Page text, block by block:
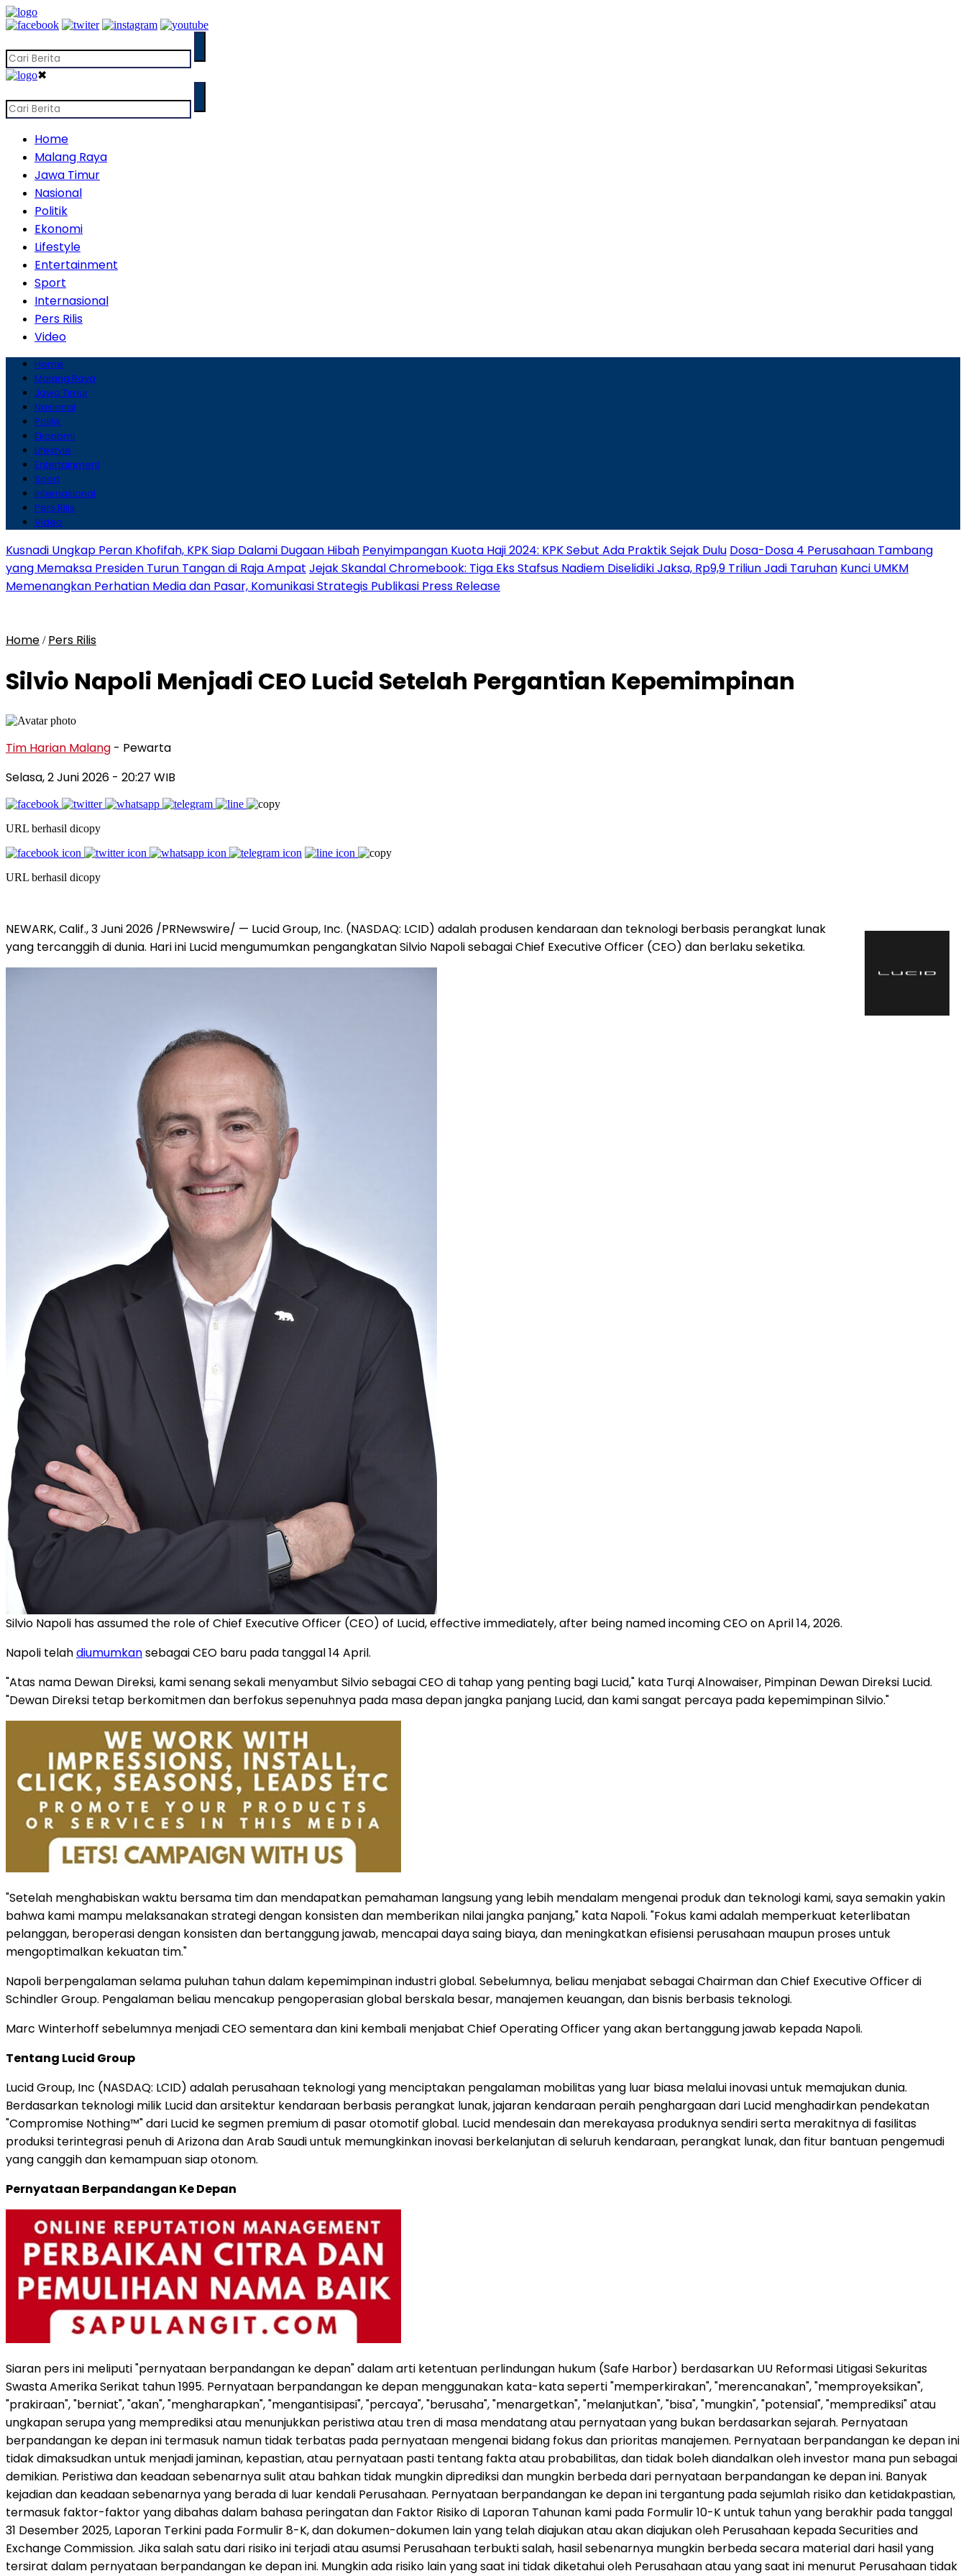
✖
Home
Malang Raya
Jawa Timur
Nasional
Politik
Ekonomi
Lifestyle
Entertainment
Sport
Internasional
Pers Rilis
Video
Home
Malang Raya
Jawa Timur
Nasional
Politik
Ekonomi
Lifestyle
Entertainment
Sport
Internasional
Pers Rilis
Video
Kusnadi Ungkap Peran Khofifah, KPK Siap Dalami Dugaan Hibah Penyimpangan Kuota Haji 2024: KPK Sebut Ada Praktik Sejak Dulu Dosa-Dosa 4 Perusahaan Tambang
yang Memaksa Presiden Turun Tangan di Raja Ampat Jejak Skandal Chromebook: Tiga Eks Stafsus Nadiem Diselidiki Jaksa, Rp9,9 Triliun Jadi Taruhan Kunci UMKM
Memenangkan Perhatian Media dan Pasar, Komunikasi Strategis Publikasi Press Release
Home / Pers Rilis
Silvio Napoli Menjadi CEO Lucid Setelah Pergantian Kepemimpinan
Tim Harian Malang - Pewarta
Selasa, 2 Juni 2026 - 20:27 WIB
URL berhasil dicopy
URL berhasil dicopy
NEWARK, Calif.,3 Juni 2026 /PRNewswire/ — Lucid Group, Inc. (NASDAQ: LCID) adalah produsen kendaraan dan teknologi berbasis perangkat lunak
yang tercanggih di dunia. Hari ini Lucid mengumumkan pengangkatan Silvio Napoli sebagai Chief Executive Officer (CEO) dan berlaku seketika.
Silvio Napoli has assumed the role of Chief Executive Officer (CEO) of Lucid, effective immediately, after being named incoming CEO on April 14, 2026.
Napoli telahdiumumkansebagai CEO baru pada tanggal 14 April.
"Atas nama Dewan Direksi, kami senang sekali menyambut Silvio sebagai CEO di tahap yang penting bagi Lucid," kata Turqi Alnowaiser, Pimpinan Dewan Direksi Lucid.
"Dewan Direksi tetap berkomitmen dan berfokus sepenuhnya pada masa depan jangka panjang Lucid, dan kami sangat percaya pada kepemimpinan Silvio."
"Setelah menghabiskan waktu bersama tim dan mendapatkan pemahaman langsung yang lebih mendalam mengenai produk dan teknologi kami, saya semakin yakin
bahwa kami mampu melaksanakan strategi dengan konsisten dan memberikan nilai jangka panjang," kata Napoli. "Fokus kami adalah memperkuat keterlibatan
pelanggan, beroperasi dengan konsisten dan bertanggung jawab, mencapai daya saing biaya, dan meningkatkan efisiensi perusahaan maupun proses untuk
mengoptimalkan kekuatan tim."
Napoli berpengalaman selama puluhan tahun dalam kepemimpinan industri global. Sebelumnya, beliau menjabat sebagai Chairman dan Chief Executive Officer di
Schindler Group. Pengalaman beliau mencakup pengoperasian global berskala besar, manajemen keuangan, dan bisnis berbasis teknologi.
Marc Winterhoff sebelumnya menjadi CEO sementara dan kini kembali menjabat Chief Operating Officer yang akan bertanggung jawab kepada Napoli.
Tentang Lucid Group
Lucid Group, Inc (NASDAQ: LCID) adalah perusahaan teknologi yang menciptakan pengalaman mobilitas yang luar biasa melalui inovasi untuk memajukan dunia.
Berdasarkan teknologi milik Lucid dan arsitektur kendaraan berbasis perangkat lunak, jajaran kendaraan peraih penghargaan dari Lucid menghadirkan pendekatan
"Compromise Nothing™" dari Lucid ke segmen premium di pasar otomotif global. Lucid mendesain dan merekayasa produknya sendiri serta merakitnya di fasilitas
produksi terintegrasi penuh di Arizona dan Arab Saudi untuk memungkinkan inovasi berkelanjutan di seluruh kendaraan, perangkat lunak, dan fitur bantuan pengemudi
yang canggih dan kemampuan siap otonom.
Pernyataan Berpandangan Ke Depan
Siaran pers ini meliputi "pernyataan berpandangan ke depan" dalam arti ketentuan perlindungan hukum (Safe Harbor) berdasarkan UU Reformasi Litigasi Sekuritas
Swasta Amerika Serikat tahun 1995. Pernyataan berpandangan ke depan menggunakan kata-kata seperti "memperkirakan", "merencanakan", "memproyeksikan",
"prakiraan", "berniat", "akan", "mengharapkan", "mengantisipasi", "percaya", "berusaha", "menargetkan", "melanjutkan", "bisa", "mungkin", "potensial", "memprediksi" atau
ungkapan serupa yang memprediksi atau menunjukkan peristiwa atau tren di masa mendatang atau pernyataan yang bukan berdasarkan sejarah. Pernyataan
berpandangan ke depan ini termasuk namun tidak terbatas pada pernyataan mengenai bidang fokus dan prioritas manajemen. Pernyataan berpandangan ke depan ini
tidak dimaksudkan untuk menjadi jaminan, kepastian, atau pernyataan pasti tentang fakta atau probabilitas, dan tidak boleh diandalkan oleh investor mana pun sebagai
demikian. Peristiwa dan keadaan sebenarnya sulit atau bahkan tidak mungkin diprediksi dan mungkin berbeda dari pernyataan berpandangan ke depan ini. Banyak
kejadian dan keadaan sebenarnya yang berada di luar kendali Perusahaan. Pernyataan berpandangan ke depan ini tergantung pada sejumlah risiko dan ketidakpastian,
termasuk faktor-faktor yang dibahas dalam bahasa peringatan dan Faktor Risiko di Laporan Tahunan kami pada Formulir 10-K untuk tahun yang berakhir pada tanggal
31 Desember 2025, Laporan Terkini pada Formulir 8-K, dan dokumen-dokumen lain yang telah diajukan atau akan diajukan oleh Perusahaan kepada Securities and
Exchange Commission. Jika salah satu dari risiko ini terjadi atau asumsi Perusahaan terbukti salah, hasil sebenarnya mungkin berbeda secara material dari hasil yang
tersirat dalam pernyataan berpandangan ke depan ini. Mungkin ada risiko lain yang saat ini tidak diketahui oleh Perusahaan atau yang saat ini menurut Perusahaan tidak